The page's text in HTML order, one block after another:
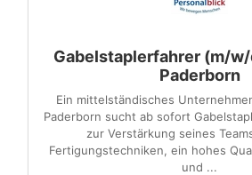
Gabelstaplerfahrer (m/
Paderborn
Ein mittelständisches
Paderborn sucht ab sofort
zur Verstärkung seines
Fertigungstechniken, ein hohes
und ...